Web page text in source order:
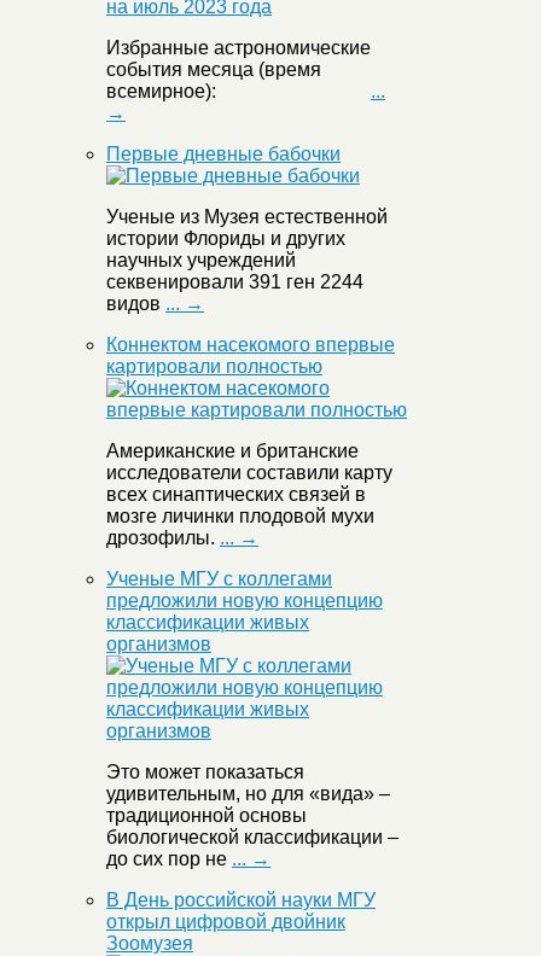
Избранные астрономические
события месяца (время
всемирное): ...
→
Первые дневные бабочки
Ученые из Музея естественной
истории Флориды и других
научных учреждений
секвенировали 391 ген 2244
видов ... →
Коннектом насекомого впервые
картировали полностью
Американские и британские
исследователи составили карту
всех синаптических связей в
мозге личинки плодовой мухи
дрозофилы. ... →
Ученые МГУ с коллегами
предложили новую концепцию
классификации живых
организмов
Это может показаться
удивительным, но для «вида» –
традиционной основы
биологической классификации –
до сих пор не ... →
В День российской науки МГУ
открыл цифровой двойник
Зоомузея